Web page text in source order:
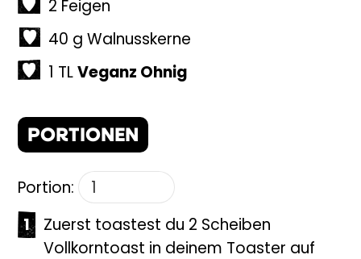
2 Feigen
40 g Walnusskerne
1 TL Veganz Ohnig
PORTIONEN
Portion:
Zuerst toastest du 2 Scheiben
Vollkorntoast in deinem Toaster auf